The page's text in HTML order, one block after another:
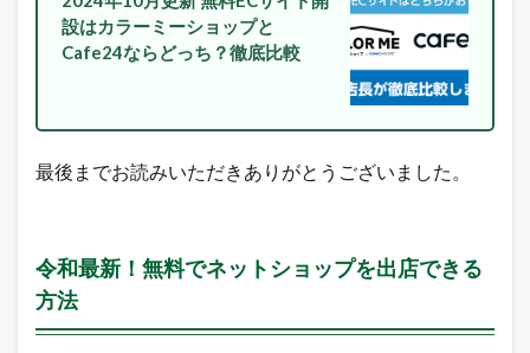
売
れ
筋
2.1
天
合
デ
リ
設はカラーミーショップと
Cafe24ならどっち？徹底比較
最後までお読みいただきありがとうございました。
令和最新！無料でネットショップを出店できる
方法